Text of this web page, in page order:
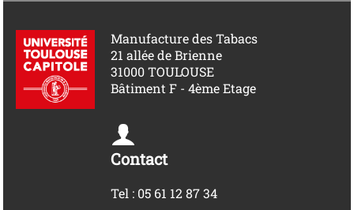
Manufacture des Tabacs
21 allée de Brienne
31000 TOULOUSE
Bâtiment F - 4ème Etage
Contact
Tel : 05 61 12 87 34